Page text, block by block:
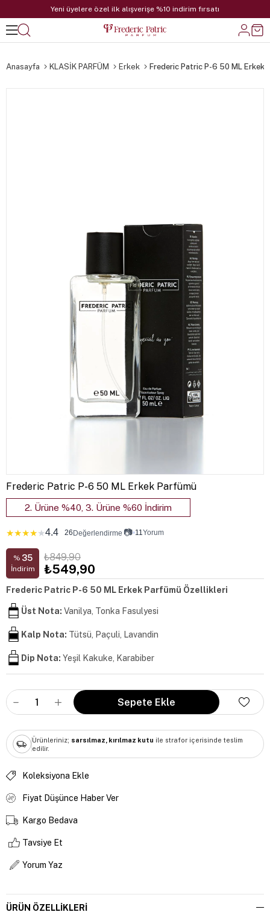
Yeni üyelere özel ilk alışverişe %10 indirim fırsatı
Anasayfa KLASİK PARFÜM Erkek Frederic Patric P-6 50 ML Erkek
Frederic Patric P-6 50 ML Erkek Parfümü
2. Ürüne %40, 3. Ürüne %60 İndirim
★★★★★4.4 26 Değerlendirme 📷•11Yorum
% 35
İndirim
₺849,90
₺549,90
Frederic Patric P-6 50 ML Erkek Parfümü Özellikleri
Üst Nota: Vanilya, Tonka Fasulyesi
Kalp Nota: Tütsü, Paçuli, Lavandin
Dip Nota: Yeşil Kakuke, Karabiber
Ürünleriniz; sarsılmaz, kırılmaz kutu ile strafor içerisinde teslim
edilir.
Koleksiyona Ekle
Fiyat Düşünce Haber Ver
Kargo Bedava
Tavsiye Et
Yorum Yaz
ÜRÜN ÖZELLIKLERI